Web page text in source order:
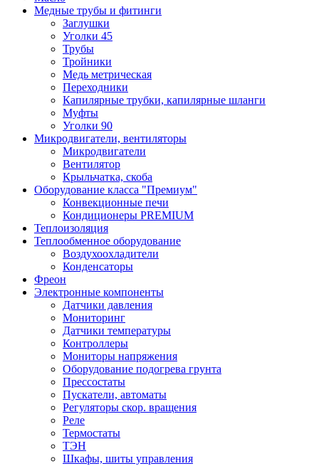
Медные трубы и фитинги
Заглушки
Уголки 45
Трубы
Тройники
Медь метрическая
Переходники
Капилярные трубки, капилярные шланги
Муфты
Уголки 90
Микродвигатели, вентиляторы
Микродвигатели
Вентилятор
Крыльчатка, скоба
Оборудование класса "Премиум"
Конвекционные печи
Кондиционеры PREMIUM
Теплоизоляция
Теплообменное оборудование
Воздухоохладители
Конденсаторы
Фреон
Электронные компоненты
Датчики давления
Мониторинг
Датчики температуры
Контроллеры
Мониторы напряжения
Оборудование подогрева грунта
Прессостаты
Пускатели, автоматы
Регуляторы скор. вращения
Реле
Термостаты
ТЭН
Шкафы, шиты управления